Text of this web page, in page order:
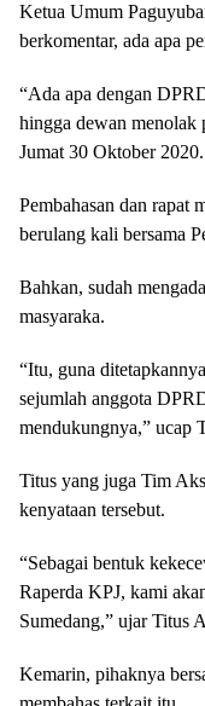
Ketua Umum
berkomentar, ada apa
“Ada apa dengan
hingga dewan menolak
Jumat 30 Oktober 2020.
Pembahasan dan rapat
berulang kali bersama
Bahkan, sudah
masyaraka.
“Itu, guna
sejumlah anggota
mendukungnya,” ucap
Titus yang juga Tim
kenyataan tersebut.
“Sebagai bentuk
Raperda KPJ, kami
Sumedang,” ujar Titus
Kemarin, pihaknya